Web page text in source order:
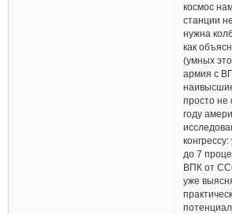
космос
станции
нужна
как
(умных
армия с
просто не
году
до 7
ВПК от
уже